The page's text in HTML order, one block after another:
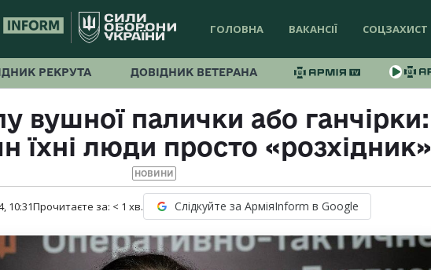
ГОЛОВНА ВАКАНСІЇ СОЦЗАХИСТ
РЕКРУТА ДОВІДНИК ВЕТЕРАНА
вушної палички або ганчірки:
їхні люди просто «розхідник»
НОВИНИ
10:31Прочитаєте за: < 1 хв. Слідкуйте за АрміяInform в Google